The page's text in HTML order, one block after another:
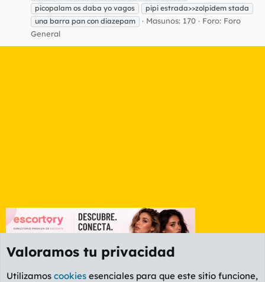
picopalam os daba yo vagos
pipi estrada>>zolpidem stada
una barra pan con diazepam
Masunos: 170 Foro: Foro
General
Valoramos tu privacidad
Utilizamos cookies esenciales para que este sitio funcione,